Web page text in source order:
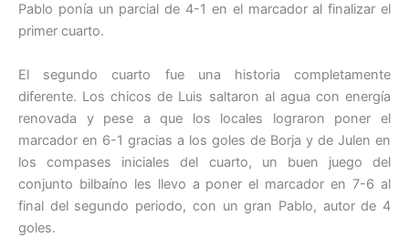
Pablo ponía un parcial de 4-1 en el marcador al finalizar el
primer cuarto.
El segundo cuarto fue una historia completamente
diferente. Los chicos de Luis saltaron al agua con energía
renovada y pese a que los locales lograron poner el
marcador en 6-1 gracias a los goles de Borja y de Julen en
los compases iniciales del cuarto, un buen juego del
conjunto bilbaíno les llevo a poner el marcador en 7-6 al
final del segundo periodo, con un gran Pablo, autor de 4
goles.